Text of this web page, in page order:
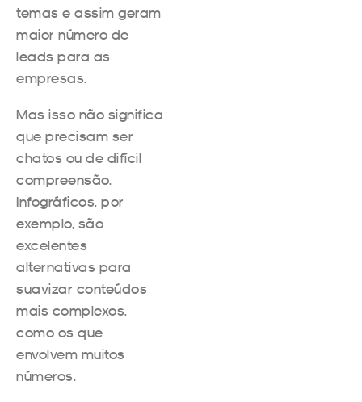
temas e assim geram
maior número de
leads para as
empresas.
Mas isso não significa
que precisam ser
chatos ou de difícil
compreensão.
Infográficos, por
exemplo, são
excelentes
alternativas para
suavizar conteúdos
mais complexos,
como os que
envolvem muitos
números.